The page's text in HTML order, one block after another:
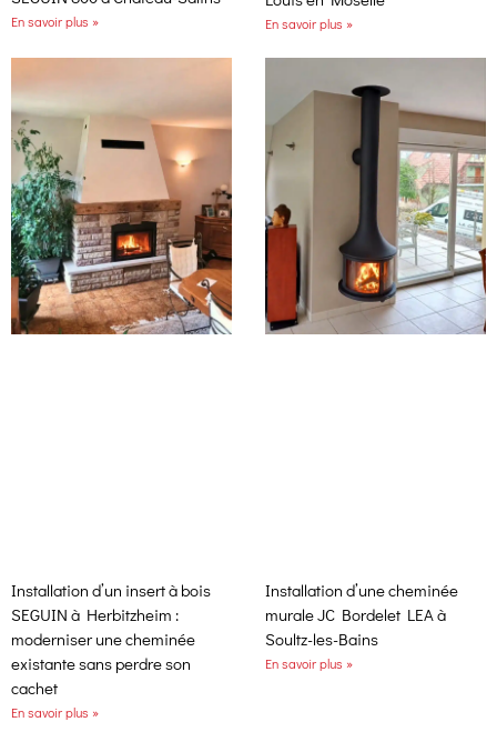
En savoir plus » En savoir plus »
Installation d’un insert à bois
SEGUIN à Herbitzheim :
moderniser une cheminée
existante sans perdre son
cachet
En savoir plus »
Installation d’une cheminée
murale JC Bordelet LEA à
Soultz-les-Bains
En savoir plus »